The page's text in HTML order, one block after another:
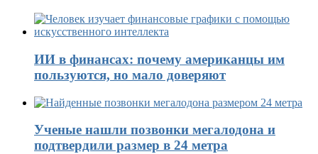
ИИ в финансах: почему американцы им
пользуются, но мало доверяют
Ученые нашли позвонки мегалодона и
подтвердили размер в 24 метра